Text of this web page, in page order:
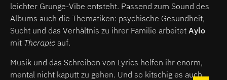
leichter Grunge-Vibe entsteht. Passend zum Sound des
Albums auch die Thematiken: psychische Gesundheit,
Sucht und das Verhältnis zu ihrer Familie arbeitet Aylo
mit Therapie auf.
Musik und das Schreiben von Lyrics helfen ihr enorm,
mental nicht kaputt zu gehen. Und so kitschig es auch